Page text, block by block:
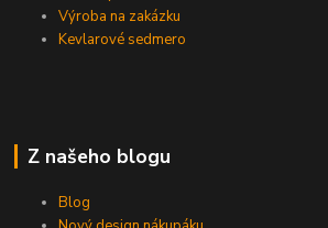
Výroba na zakázku
Kevlarové sedmero
Z našeho blogu
Blog